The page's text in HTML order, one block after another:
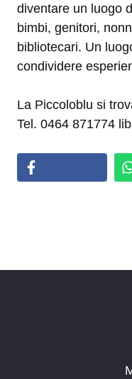
diventare un luogo
bimbi, genitori,
bibliotecari. Un
condividere
La Piccoloblu si
Tel. 0464 871774